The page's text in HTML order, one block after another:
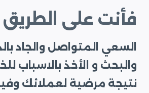
فأنت على
السعي المتواصل والجاد
والبحث و الأخذ بالاسباب
نتيجة مرضية لعملائك